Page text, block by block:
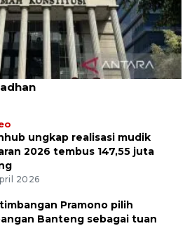
Agama perihal isbat
ungkap realisasi mudik
2026 tembus 147,55 juta
2026
Pramono pilih
Banteng sebagai tuan